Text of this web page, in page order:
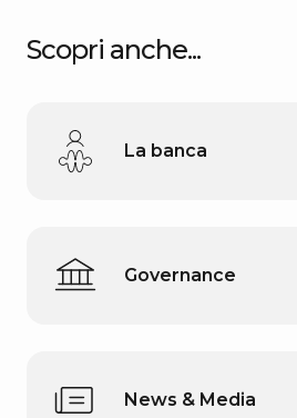
Scopri anche...
La banca
Governance
News & Media